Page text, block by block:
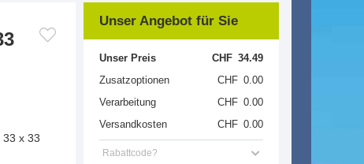
x 33
Unser Angebot für Sie
Unser Preis CHF 34.49
Zusatzoptionen
CHF 0.00
Verarbeitung
CHF 0.00
Versandkosten
CHF 0.00
Rabattcode?